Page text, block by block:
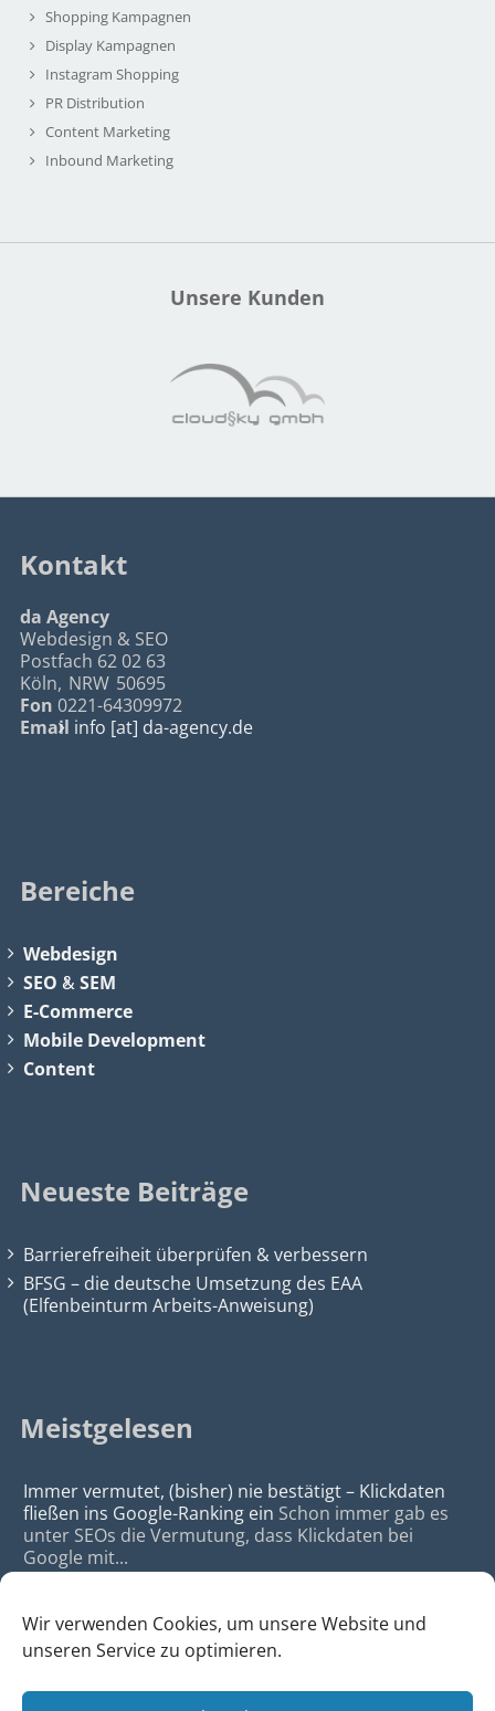
Wir verwenden Cookies, um unsere Website und
unseren Service zu optimieren.
Shopping Kampagnen
Display Kampagnen
Instagram Shopping
PR Distribution
Content Marketing
Inbound Marketing
Unsere Kunden
Kontakt
da Agency
Webdesign & SEO
Postfach 62 02 63
Köln, NRW 50695
Fon 0221-64309972
Email info [at] da-agency.de
Bereiche
Webdesign
SEO &SEM
E-Commerce
Mobile Development
Content
Neueste Beiträge
Barrierefreiheit überprüfen & verbessern
BFSG – die deutsche Umsetzung des EAA
(Elfenbeinturm Arbeits-Anweisung)
Meistgelesen
Immer vermutet, (bisher) nie bestätigt – Klickdaten
fließen ins Google-Ranking ein Schon immer gab es
unter SEOs die Vermutung, dass Klickdaten bei
Google mit...